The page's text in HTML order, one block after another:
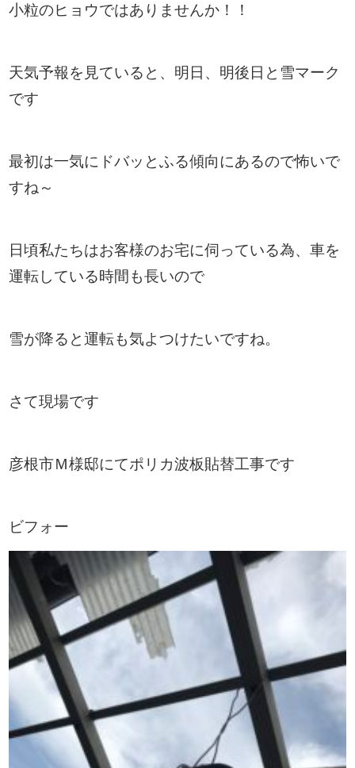
小粒のヒョウではありませんか！！
天気予報を見ていると、明日、明後日と雪マーク
です
最初は一気にドバッとふる傾向にあるので怖いで
すね～
日頃私たちはお客様のお宅に伺っている為、車を
運転している時間も長いので
雪が降ると運転も気よつけたいですね。
さて現場です
彦根市Ｍ様邸にてポリカ波板貼替工事です
ビフォー